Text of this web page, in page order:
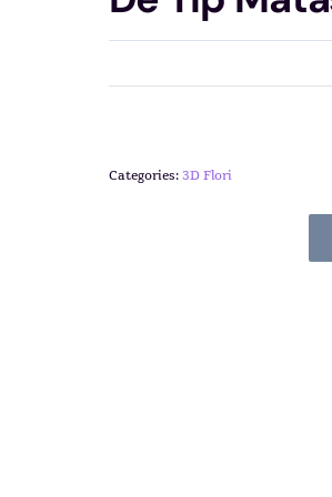
Categories:3D Flori